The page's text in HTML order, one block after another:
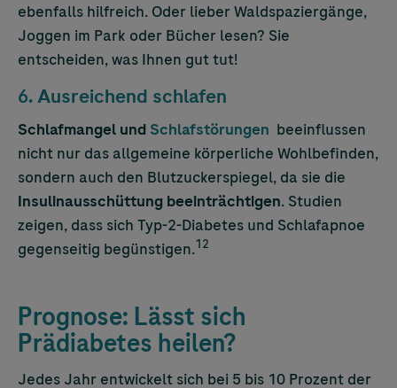
ebenfalls hilfreich. Oder lieber Waldspaziergänge,
Joggen im Park oder Bücher lesen? Sie
entscheiden, was Ihnen gut tut!
6. Ausreichend schlafen
Schlafmangel und Schlafstörungen beeinflussen
nicht nur das allgemeine körperliche Wohlbefinden,
sondern auch den Blutzuckerspiegel, da sie die
Insulinausschüttung beeinträchtigen. Studien
zeigen, dass sich Typ-2-Diabetes und Schlafapnoe
gegenseitig begünstigen.12
Prognose: Lässt sich
Prädiabetes heilen?
Jedes Jahr entwickelt sich bei 5 bis 10 Prozent der